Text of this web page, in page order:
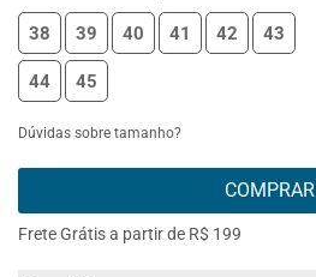
38 39 40 41 42 43
44 45
Dúvidas sobre tamanho?
COMPRAR
Frete Grátis a partir de R$ 199